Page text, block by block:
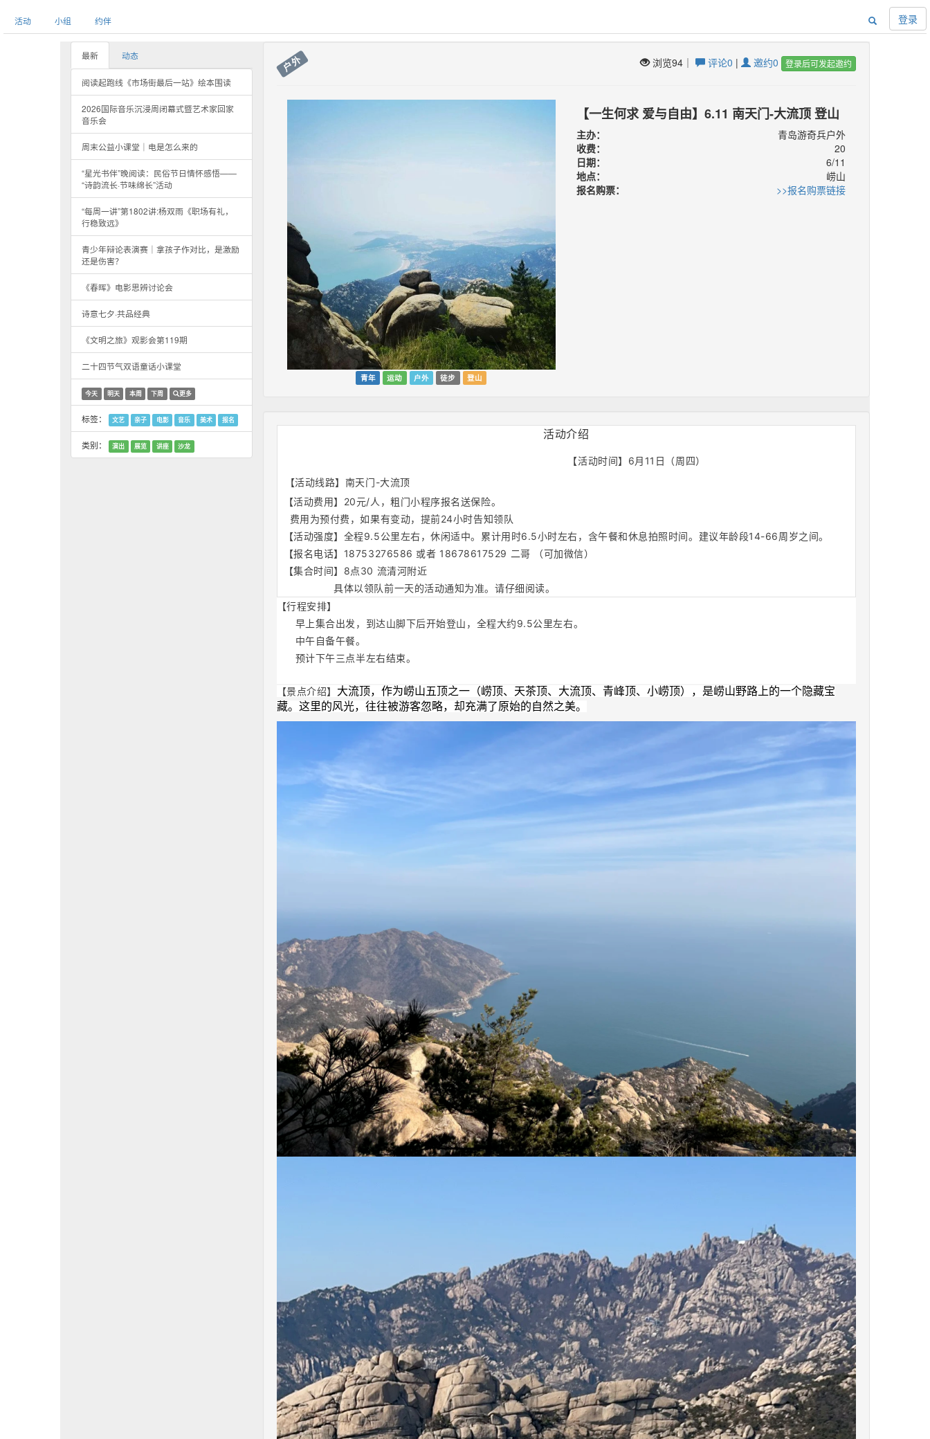
活动 小组 约伴 登录
最新 动态
阅读起跑线《市场街最后一站》绘本围读
2026国际音乐沉浸周闭幕式暨艺术家回家
音乐会
周末公益小课堂｜电是怎么来的
“星光书伴”晚阅读：民俗节日情怀感悟——
“诗韵流长·节味绵长”活动
“每周一讲”第1802讲:杨双雨《职场有礼，
行稳致远》
青少年辩论表演赛｜拿孩子作对比，是激励
还是伤害？
《春晖》电影思辨讨论会
诗意七夕·共品经典
《文明之旅》观影会第119期
二十四节气双语童话小课堂
今天 明天 本周 下周 更多
标签： 文艺 亲子 电影 音乐 美术 报名
类别： 演出 展览 讲座 沙龙
户外 浏览94｜ 评论0 | 邀约0 登录后可发起邀约
青年 运动 户外 徒步 登山
【一生何求 爱与自由】6.11 南天门-大流顶 登山
主办：
青岛游奇兵户外
收费：
20
日期：
6/11
地点：
崂山
报名购票：
>>报名购票链接
活动介绍
【活动时间】6月11日（周四）
【活动线路】 南天门-大流顶
【活动费用】20元/人，粗门小程序报名送保险。
费用为预付费，如果有变动， 提前24小时告知领队
【活动强度】全程9.5公里左右，休闲适中。累计用时6.5小时左右，含午餐和休息拍照时间。建议年龄段14-66周岁之间。
【报名电话】18753276586 或者 18678617529 二哥 （可加微信）
【集合时间】8点30 流清河附近
具体以领队前一天的活动通知为准。请仔细阅读。
【行程安排】
早上集合出发，到达山脚下后开始登山，全程大约9.5公里左右。
中午自备午餐。
预计下午三点半左右结束。
【景点介绍】 大流顶，作为崂山五顶之一（崂顶、天茶顶、大流顶、青峰顶、小崂顶），是崂山野路上的一个隐藏宝
藏。这里的风光，往往被游客忽略，却充满了原始的自然之美。